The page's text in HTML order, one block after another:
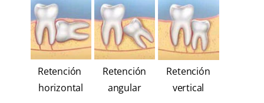
Retención
horizontal
Retención
angular
Retención
vertical